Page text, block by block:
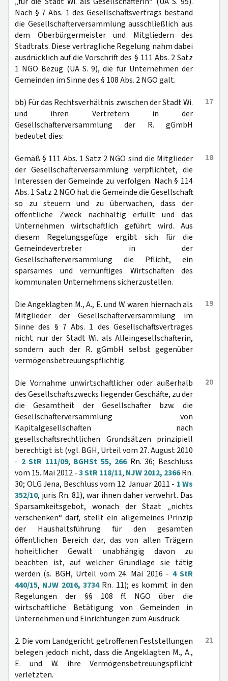
Nach § 7 Abs. 1 des Gesellschaftsvertrags bestand
die Gesellschafterversammlung ausschließlich aus
dem Oberbürgermeister und Mitgliedern des
Stadtrats. Diese vertragliche Regelung nahm dabei
ausdrücklich auf die Vorschrift des § 111 Abs. 2 Satz
1 NGO Bezug (UA S. 9), die für Unternehmen der
Gemeinden im Sinne des § 108 Abs. 2 NGO galt.
17
bb) Für das Rechtsverhältnis zwischen der Stadt Wi.
und ihren Vertretern in der
Gesellschafterversammlung der R. gGmbH
bedeutet dies:
18
Gemäß § 111 Abs. 1 Satz 2 NGO sind die Mitglieder
der Gesellschafterversammlung verpflichtet, die
Interessen der Gemeinde zu verfolgen. Nach § 114
Abs. 1 Satz 2 NGO hat die Gemeinde die Gesellschaft
so zu steuern und zu überwachen, dass der
öffentliche Zweck nachhaltig erfüllt und das
Unternehmen wirtschaftlich geführt wird. Aus
diesem Regelungsgefüge ergibt sich für die
Gemeindevertreter in der
Gesellschafterversammlung die Pflicht, ein
sparsames und vernünftiges Wirtschaften des
kommunalen Unternehmens sicherzustellen.
19
Die Angeklagten M., A., E. und W. waren hiernach als
Mitglieder der Gesellschafterversammlung im
Sinne des § 7 Abs. 1 des Gesellschaftsvertrages
nicht nur der Stadt Wi. als Alleingesellschafterin,
sondern auch der R. gGmbH selbst gegenüber
vermögensbetreuungspflichtig.
20
Die Vornahme unwirtschaftlicher oder außerhalb
des Gesellschaftszwecks liegender Geschäfte, zu der
die Gesamtheit der Gesellschafter bzw. die
Gesellschafterversammlung von
Kapitalgesellschaften nach
gesellschaftsrechtlichen Grundsätzen prinzipiell
berechtigt ist (vgl. BGH, Urteil vom 27. August 2010
- 2 StR 111/09, BGHSt 55, 266Rn. 36; Beschluss
vom 15. Mai 2012 -3 StR 118/11, NJW 2012, 2366Rn.
30; OLG Jena, Beschluss vom 12. Januar 2011 - 1 Ws
352/10, juris Rn. 81), war ihnen daher verwehrt. Das
Sparsamkeitsgebot, wonach der Staat „nichts
verschenken“ darf, stellt ein allgemeines Prinzip
der Haushaltsführung für den gesamten
öffentlichen Bereich dar, das von allen Trägern
hoheitlicher Gewalt unabhängig davon zu
beachten ist, auf welcher Grundlage sie tätig
werden (s. BGH, Urteil vom 24. Mai 2016 - 4 StR
440/15, NJW 2016, 3734Rn. 11); es kommt in den
Regelungen der §§ 108 ff. NGO über die
wirtschaftliche Betätigung von Gemeinden in
Unternehmen und Einrichtungen zum Ausdruck.
21
2. Die vom Landgericht getroffenen Feststellungen
belegen jedoch nicht, dass die Angeklagten M., A.,
E. und W. ihre Vermögensbetreuungspflicht
verletzten.